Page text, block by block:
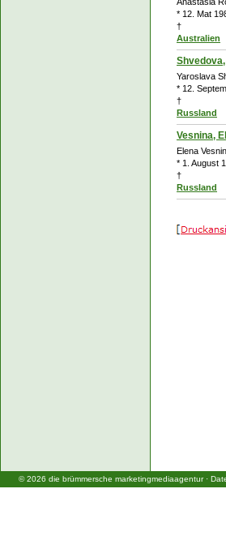
* 12. Mat
†
Australien
Yaroslava
* 12.
†
Russland
Vesnina,
Elena
* 1. August
†
Russland
© 2026 die brümmersche marketingmediaagentur·